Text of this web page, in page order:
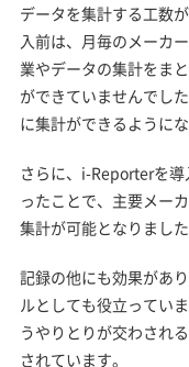
データを集計する工数
入前は、月毎のメーカ
業やデータの集計をま
ができていませんでし
に集計ができるようにな
さらに、i-Reporterを
ったことで、主要メー
集計が可能となりました
記録の他にも効果があ
ルとしても役立ってい
うやりとりが交わされ
されています。